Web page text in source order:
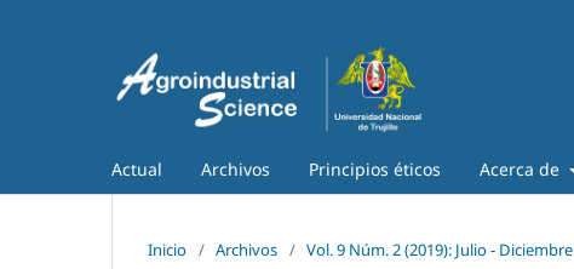
Actual Archivos Principios éticos Acerca de
Inicio / Archivos / Vol. 9 Núm. 2 (2019): Julio - Diciembre